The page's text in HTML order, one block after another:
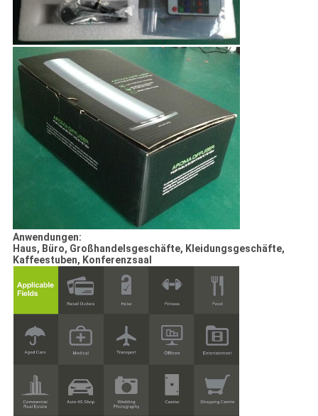
Anwendungen:
Haus, Büro, Großhandelsgeschäfte, Kleidungsgeschäfte,
Kaffeestuben, Konferenzsaal